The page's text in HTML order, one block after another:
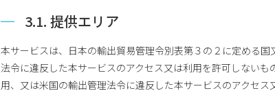
3.1. 提供エリア
本サービスは、日本の輸出貿易管理令別表第３の２に定める
法令に違反した本サービスのアクセス又は利用を許可しない
用、又は米国の輸出管理法令に違反した本サービスのアクセス